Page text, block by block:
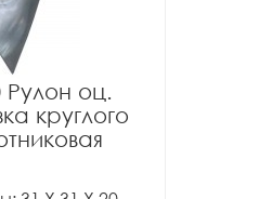
оц.
круглого